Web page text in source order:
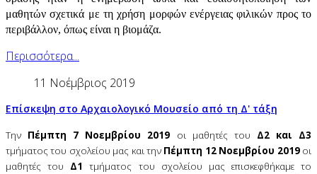
μαθητών σχετικά με τη χρήση μορφών ενέργειας φιλικών προς το
περιβάλλον, όπως είναι η βιομάζα.
Περισσότερα...
11 Νοέμβριος 2019
Επίσκεψη στο Αρχαιολογικό Μουσείο από τη Δ' τάξη
Την Πέμπτη 7 Νοεμβρίου 2019 οι μαθητές του Δ2 και Δ3
τμήματος του σχολείου μας και την Πέμπτη 12 Νοεμβρίου 2019οι
μαθητές του Δ1
τμήματος του σχολείου μας επισκεφθήκαμε το